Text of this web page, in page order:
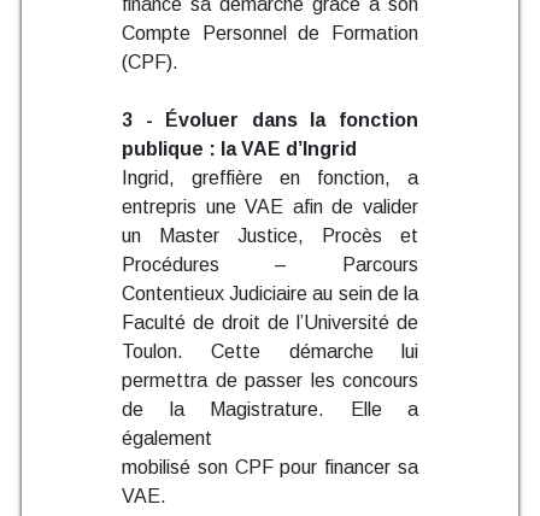
financé sa démarche grâce à son
Compte Personnel de Formation
(CPF).
3 - Évoluer dans la fonction
publique : la VAE d’Ingrid
Ingrid, greffière en fonction, a
entrepris une VAE afin de valider
un Master Justice, Procès et
Procédures – Parcours
Contentieux Judiciaire au sein de la
Faculté de droit de l’Université de
Toulon. Cette démarche lui
permettra de passer les concours
de la Magistrature. Elle a
également
mobilisé son CPF pour financer sa
VAE.